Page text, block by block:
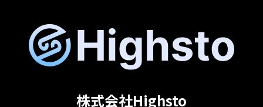
株式会社Highsto